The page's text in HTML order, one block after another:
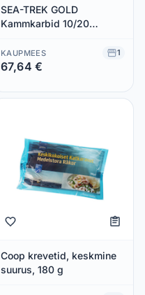
SEA-TREK GOLD
Kammkarbid 10/20
KAUPMEES 1
67,64 €
Coop krevetid, keskmine
suurus, 180 g